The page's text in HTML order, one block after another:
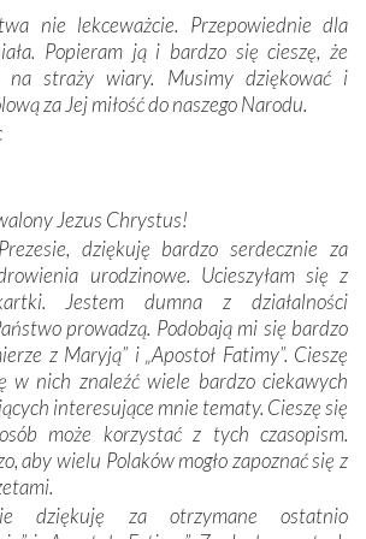
się z serdeczną otwartością
Podziwialiśmy ich ludową sztukę i
nasze kraje są od siebie bardzo
sposób nie czuliśmy się obco.
sama Matka Boża, ale też
biorąca swój początek w naszej
się, że Maryja swoją opieką
naród, lecz wszystkie nacje, które
a także każdą osobę, która zawierza
bliskich.
również historia wierności Bogu i
życiu władców. Trudne momenty w
jak i zbiorowym, przypominają o
zabiegania o własną duszę i o łaskę
przynosi pomyślność –
duchowym. Odstępstwo owocuje
śmiercią. Te uniwersalne prawdy
nie lekceważcie. Przepowiednie dla
Popieram ją i bardzo się cieszę, że
na straży wiary. Musimy dziękować i
za Jej miłość do naszego Narodu.
Jezus Chrystus!
dziękuję bardzo serdecznie za
urodzinowe. Ucieszyłam się z
Jestem dumna z działalności
prowadzą. Podobają mi się bardzo
z Maryją” i „Apostoł Fatimy”. Cieszę
w nich znaleźć wiele bardzo ciekawych
interesujące mnie tematy. Cieszę się
może korzystać z tych czasopism.
aby wielu Polaków mogło zapoznać się z
dziękuję za otrzymane ostatnio